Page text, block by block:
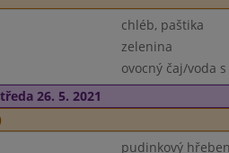
chléb, paštika
zelenina
ovocný čaj/voda
26. 5. 2021
pudinkový